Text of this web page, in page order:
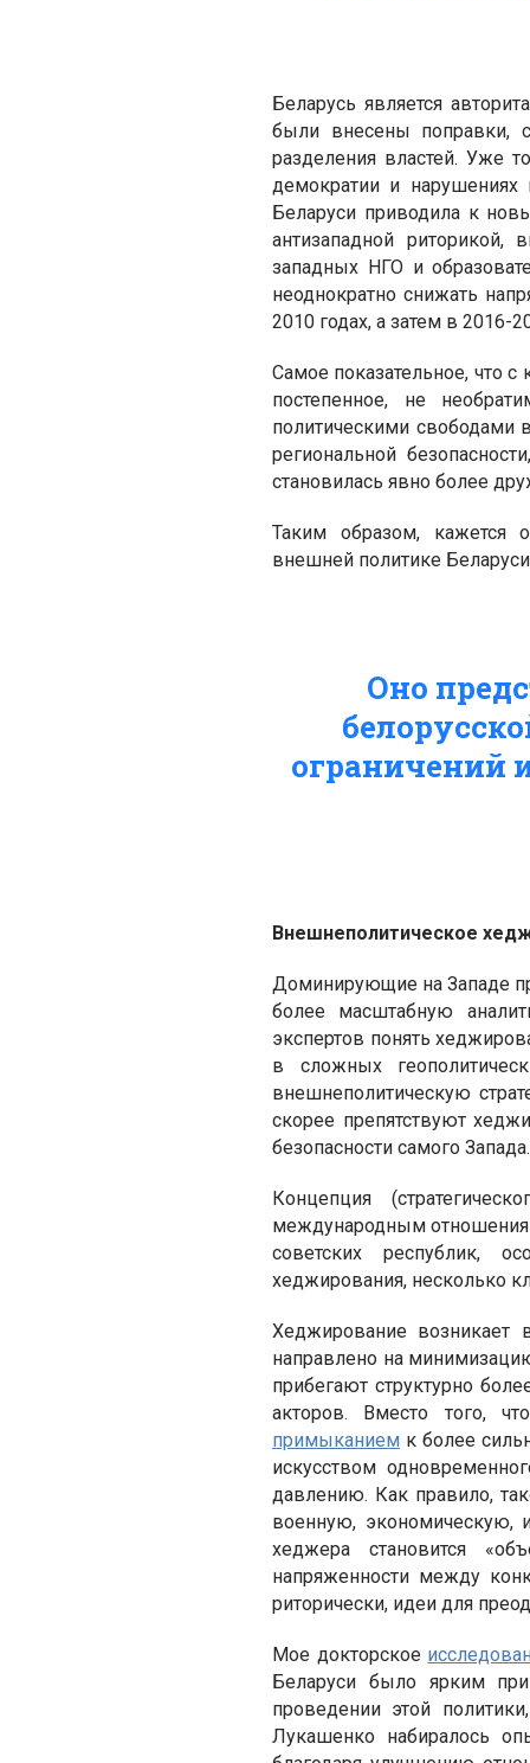
Беларусь является
были внесены поправки,
разделения властей. Уже
демократии и нарушениях
Беларуси приводила к
антизападной
западных НГО и
неоднократно снижать
2010 годах, а затем в 2016-
Самое показательное, что
постепенное, не
политическими свободами
региональной
становилась явно более
Таким образом, кажется
внешней политике
Оно
ограничений
Внешнеполитическое
Доминирующие на Западе
более масштабную
экспертов понять
в сложных
внешнеполитическую
скорее препятствуют
безопасности самого
Концепция
международным
советских республик,
хеджирования, несколько
Хеджирование возникает
направлено на
прибегают структурно
акторов. Вместо того,
примыканием к более
искусством
давлению. Как правило,
военную, экономическую,
хеджера становится
напряженности между
риторически, идеи для
Мое докторское
Беларуси было ярким
проведении этой
Лукашенко набиралось